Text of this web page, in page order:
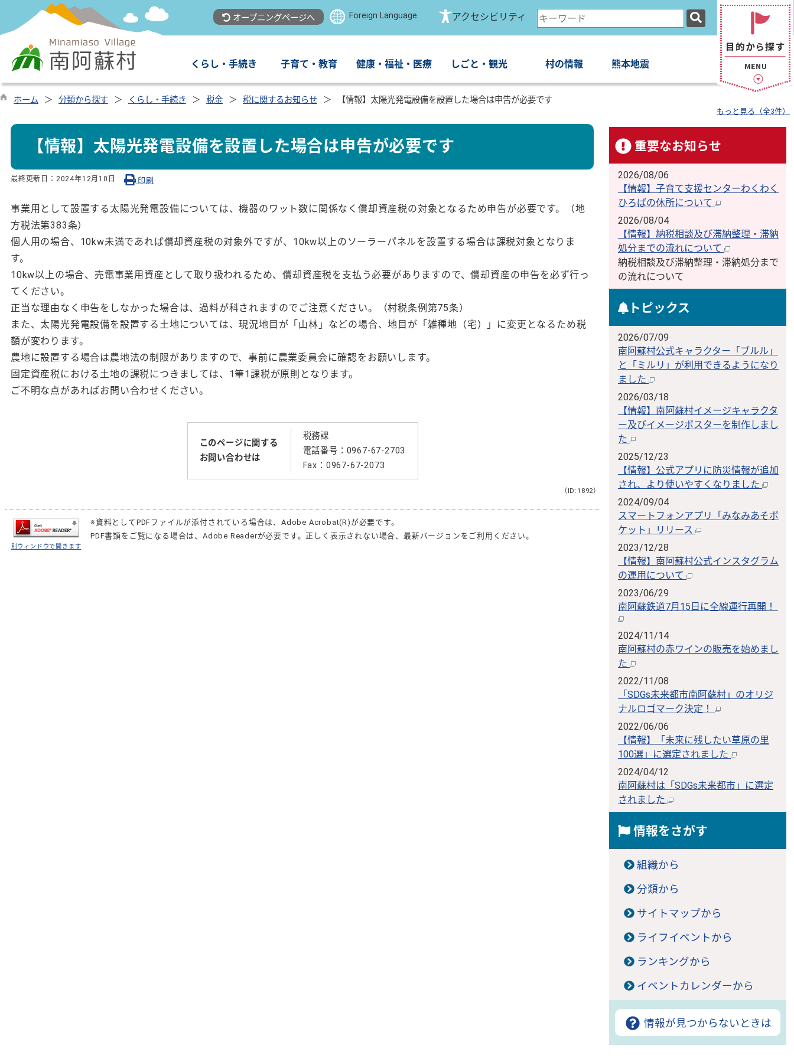
オープニングページへ Foreign Language アクセシビリティ
検
索
ー
ー
ド
くらし・手続き 子育て・教育 健康・福祉・医療 しごと・観光 村の情報 熊本地震
ホーム 分類から探す くらし・手続き 税金 税に関するお知らせ 【情報】太陽光発電設備を設置した場合は申告が必要です
もっと見る（全3件）
【情報】太陽光発電設備を設置した場合は申告が必要です
最終更新日： 2024年12月10日 印刷
事業用として設置する太陽光発電設備については、機器のワット数に関係なく償却資産税の対象となるため申告が必要です。（地
方税法第383条）
個人用の場合、10kw未満であれば償却資産税の対象外ですが、10kw以上のソーラーパネルを設置する場合は課税対象となりま
す。
10kw以上の場合、売電事業用資産として取り扱われるため、償却資産税を支払う必要がありますので、償却資産の申告を必ず行っ
てください。
正当な理由なく申告をしなかった場合は、過料が科されますのでご注意ください。（村税条例第75条）
また、太陽光発電設備を設置する土地については、現況地目が「山林」などの場合、地目が「雑種地（宅）」に変更となるため税
額が変わります。
農地に設置する場合は農地法の制限がありますので、事前に農業委員会に確認をお願いします。
固定資産税における土地の課税につきましては、1筆1課税が原則となります。
ご不明な点があればお問い合わせください。
このページに関する
お問い合わせは
税務課
電話番号：0967-67-2703
Fax：0967-67-2073
（ID:1892）
別ウィンドウで開きます
※資料としてPDFファイルが添付されている場合は、Adobe Acrobat(R)が必要です。
PDF書類をご覧になる場合は、Adobe Readerが必要です。正しく表示されない場合、最新バージョンをご利用ください。
重要なお知らせ
2026/08/06
【情報】子育て支援センターわくわく
ひろばの休所について
2026/08/04
【情報】納税相談及び滞納整理・滞納
処分までの流れについて
納税相談及び滞納整理・滞納処分まで
の流れについて
トピックス
2026/07/09
南阿蘇村公式キャラクター「ブルル」
と「ミルリ」が利用できるようになり
ました
2026/03/18
【情報】南阿蘇村イメージキャラクタ
ー及びイメージポスターを制作しまし
た
2025/12/23
【情報】公式アプリに防災情報が追加
され、より使いやすくなりました
2024/09/04
スマートフォンアプリ「みなみあそポ
ケット」リリース
2023/12/28
【情報】南阿蘇村公式インスタグラム
の運用について
2023/06/29
南阿蘇鉄道7月15日に全線運行再開！
2024/11/14
南阿蘇村の赤ワインの販売を始めまし
た
2022/11/08
「SDGs未来都市南阿蘇村」のオリジ
ナルロゴマーク決定！
2022/06/06
【情報】「未来に残したい草原の里
100選」に選定されました
2024/04/12
南阿蘇村は「SDGs未来都市」に選定
されました
情報をさがす
組織から
分類から
サイトマップから
ライフイベントから
ランキングから
イベントカレンダーから
情報が見つからないときは